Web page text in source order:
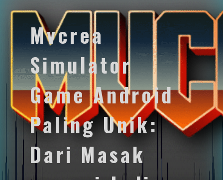
Mvcrea
Simulator
Game Android
Paling Unik:
Dari Masak